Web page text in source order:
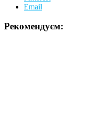
Email
Рекомендуєм: